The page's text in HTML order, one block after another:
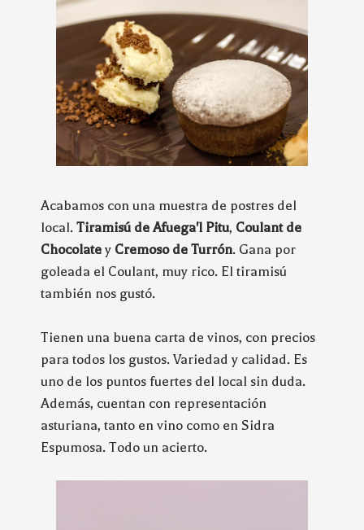
Acabamos con una muestra de postres del
local. Tiramisú de Afuega'l Pitu, Coulant de
Chocolate y Cremoso de Turrón. Gana por
goleada el Coulant, muy rico. El tiramisú
también nos gustó.
Tienen una buena carta de vinos, con precios
para todos los gustos. Variedad y calidad. Es
uno de los puntos fuertes del local sin duda.
Además, cuentan con representación
asturiana, tanto en vino como en Sidra
Espumosa. Todo un acierto.